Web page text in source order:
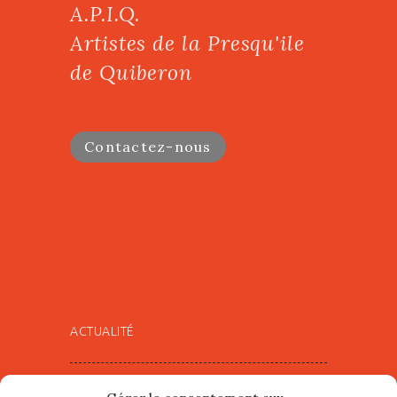
A.P.I.Q.
Artistes de la Presqu'ile
de Quiberon
Contactez-nous
ACTUALITÉ